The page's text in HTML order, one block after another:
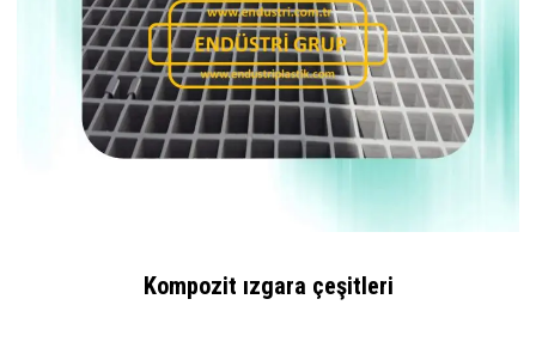
Kompozit ızgara çeşitleri